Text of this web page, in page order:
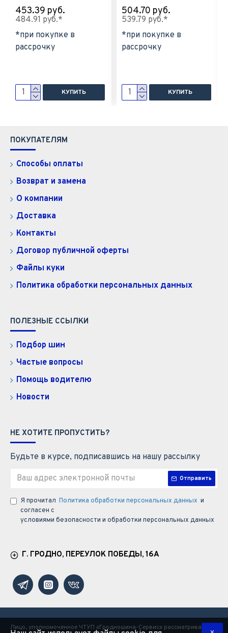
453.39 руб.
484.91 руб.*
*при покупке в
рассрочку
КУПИТЬ
504.70 руб.
539.79 руб.*
*при покупке в
рассрочку
КУПИТЬ
ПОКУПАТЕЛЯМ
Способы оплаты
Возврат и замена
О компании
Доставка
Контакты
Договор публичной оферты
Файлы куки
Политика обработки персональных данных
ПОЛЕЗНЫЕ ССЫЛКИ
Подбор шин
Частые вопросы
Помощь водителю
Новости
НЕ ХОТИТЕ ПРОПУСТИТЬ?
Будьте в курсе, подписавшись на нашу рассылку
Отправить
Я прочитал Политика обработки персональных данных и
согласен с
условиями безопасности и обработки персональных данных
Г. ГРОДНО, ПЕРЕУЛОК ПОБЕДЫ, 16А
Лицо, уполномоченное ЧТУП «Гродношина-Сервис» рассматривать